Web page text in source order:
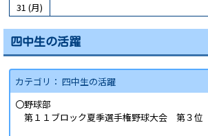
31 (月)
四中生の活躍
カテゴリ： 四中生の活躍
〇野球部
第１１ブロック夏季選手権野球大会 第３位